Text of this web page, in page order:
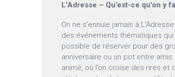
L’Adresse – Qu’est-ce qu’on y
On ne s’ennuie jamais à
des événements thématiques
possible de réserver pour des
anniversaire ou un pot entre
animé, où l’on croise des rires